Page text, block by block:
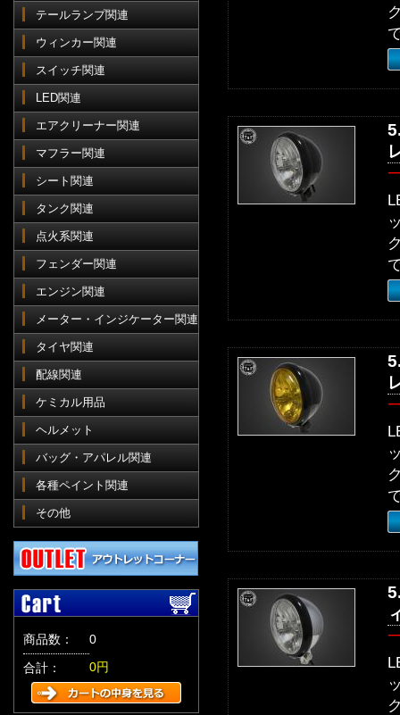
テールランプ関連
ウィンカー関連
スイッチ関連
LED関連
エアクリーナー関連
マフラー関連
シート関連
タンク関連
点火系関連
フェンダー関連
エンジン関連
メーター・インジケーター関連
タイヤ関連
配線関連
ケミカル用品
ヘルメット
バッグ・アパレル関連
各種ペイント関連
その他
商品数：
0
合計：
0円